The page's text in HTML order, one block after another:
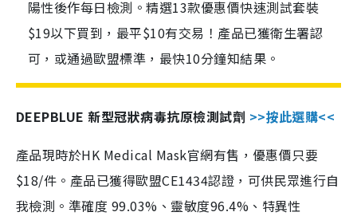
陽性後作每日檢測。精選13款優惠價快速測試套裝
$19以下買到，最平$10有交易！產品已獲衛生署認
可，或通過歐盟標準，最快10分鐘知結果。
DEEPBLUE 新型冠狀病毒抗原檢測試劑 >>按此選購<<
產品現時於HK Medical Mask官網有售，優惠價只要
$18/件。產品已獲得歐盟CE1434認證，可供民眾進行自
我檢測。準確度 99.03%、靈敏度96.4%、特異性